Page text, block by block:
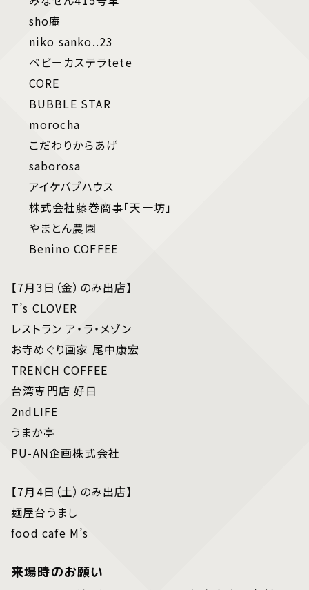
sho庵
niko sanko..23
ベビーカステラtete
CORE
BUBBLE STAR
morocha
こだわりからあげ
saborosa
アイケバブハウス
株式会社藤巻商事「天一坊」
やまとん農園
Benino COFFEE
【7月3日（金）のみ出店】
T’s CLOVER
レストラン ア・ラ・メゾン
お寺めぐり画家 尾中康宏
TRENCH COFFEE
台湾専門店 好日
2ndLIFE
うまか亭
PU-AN企画株式会社
【7月4日（土）のみ出店】
麺屋台うまし
food cafe M’s
来場時のお願い